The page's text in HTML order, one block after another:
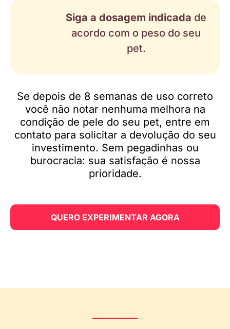
Siga a dosagem indicada de
acordo com o peso do seu
pet.
Se depois de 8 semanas de uso correto
você não notar nenhuma melhora na
condição de pele do seu pet, entre em
contato para solicitar a devolução do seu
investimento. Sem pegadinhas ou
burocracia: sua satisfação é nossa
prioridade.
QUERO EXPERIMENTAR AGORA